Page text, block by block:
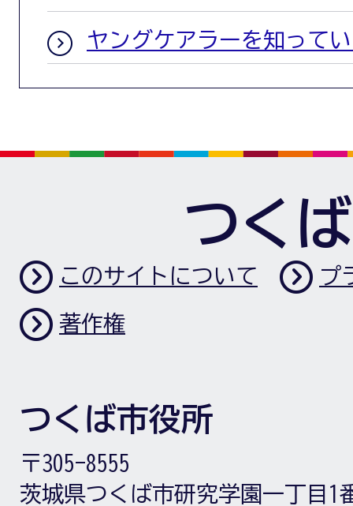
ヤングケアラーを知って
つく
このサイトについて プ
著作権
つくば市役所
〒305-8555
茨城県つくば市研究学園一丁目1